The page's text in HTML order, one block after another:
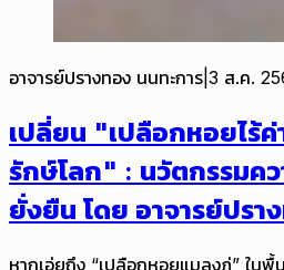
อาจารย์ปรางทอง นนทะการ 3 ส.ค.
เปลี่ยน "เปลือกหอยไร้
รักษ์โลก" : นวัตกรรมคว
ยั่งยืน โดย อาจารย์ปรา
หากเอ่ยถึง “เปลือกหอยแมลงภู่” ใ